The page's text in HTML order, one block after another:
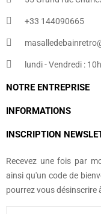
+33 144090665​
lundi - Vendredi :
NOTRE ENTREPRISE
INFORMATIONS
INSCRIPTION
Recevez une fois par
ainsi qu'un code de
pourrez vous désinscrire